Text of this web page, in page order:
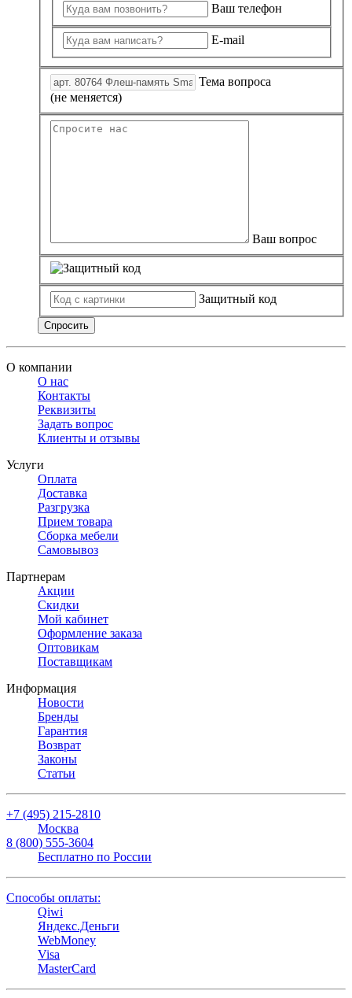
Ваш телефон
E-mail
Тема вопроса
(не меняется)
Ваш вопрос
Защитный код
Спросить
О компании
О нас
Контакты
Реквизиты
Задать вопрос
Клиенты и отзывы
Услуги
Оплата
Доставка
Разгрузка
Прием товара
Сборка мебели
Самовывоз
Партнерам
Акции
Скидки
Мой кабинет
Оформление заказа
Оптовикам
Поставщикам
Информация
Новости
Бренды
Гарантия
Возврат
Законы
Статьи
+7 (495) 215-2810
Москва
8 (800) 555-3604
Бесплатно по России
Способы оплаты:
Qiwi
Яндекс.Деньги
WebMoney
Visa
MasterCard